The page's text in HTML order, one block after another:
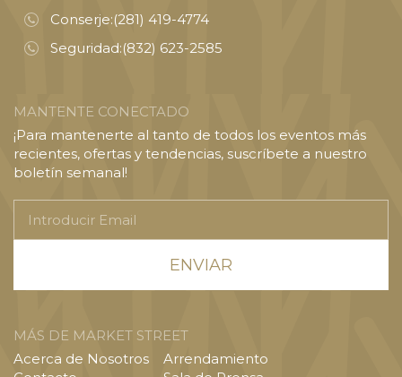
Conserje:(281) 419-4774
Seguridad:(832) 623-2585
MANTENTE CONECTADO
¡Para mantenerte al tanto de todos los eventos más
recientes, ofertas y tendencias, suscríbete a nuestro
boletín semanal!
Email
MÁS DE MARKET STREET
Acerca de Nosotros
Arrendamiento